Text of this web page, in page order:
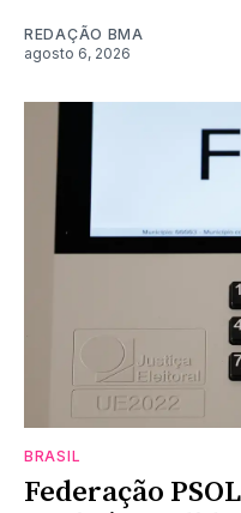
REDAÇÃO BMA
agosto 6, 2026
BRASIL
Federação